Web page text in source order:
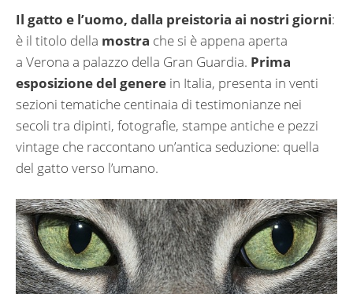
Il gatto e l’uomo, dalla preistoria ai nostri giorni:
è il titolo della mostra che si è appena aperta
a Verona a palazzo della Gran Guardia. Prima
esposizione del genere in Italia, presenta in venti
sezioni tematiche centinaia di testimonianze nei
secoli tra dipinti, fotografie, stampe antiche e pezzi
vintage che raccontano un’antica seduzione: quella
del gatto verso l’umano.